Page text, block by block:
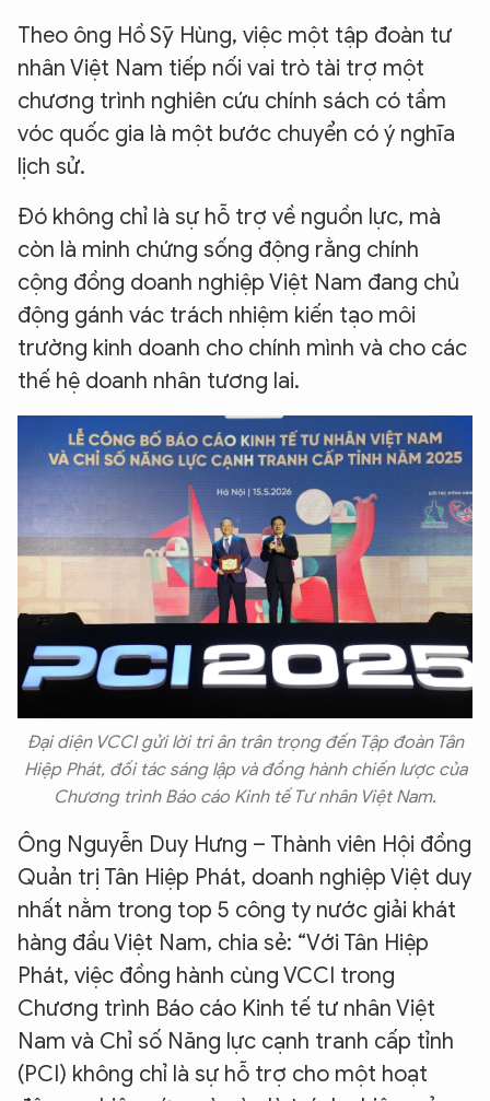
Theo ông Hồ Sỹ Hùng, việc một tập đoàn tư
nhân Việt Nam tiếp nối vai trò tài trợ một
chương trình nghiên cứu chính sách có tầm
vóc quốc gia là một bước chuyển có ý nghĩa
lịch sử.
Đó không chỉ là sự hỗ trợ về nguồn lực, mà
còn là minh chứng sống động rằng chính
cộng đồng doanh nghiệp Việt Nam đang chủ
động gánh vác trách nhiệm kiến tạo môi
trường kinh doanh cho chính mình và cho các
thế hệ doanh nhân tương lai.
Đại diện VCCI gửi lời tri ân trân trọng đến Tập đoàn Tân
Hiệp Phát, đối tác sáng lập và đồng hành chiến lược của
Chương trình Báo cáo Kinh tế Tư nhân Việt Nam.
Ông Nguyễn Duy Hưng – Thành viên Hội đồng
Quản trị Tân Hiệp Phát, doanh nghiệp Việt duy
nhất nằm trong top 5 công ty nước giải khát
hàng đầu Việt Nam, chia sẻ: “Với Tân Hiệp
Phát, việc đồng hành cùng VCCI trong
Chương trình Báo cáo Kinh tế tư nhân Việt
Nam và Chỉ số Năng lực cạnh tranh cấp tỉnh
(PCI) không chỉ là sự hỗ trợ cho một hoạt